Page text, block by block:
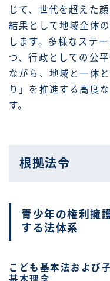
じて、世代を超えた
結果として地域全体
します。多様なステ
つ、行政としての公
ながら、地域と一体
り」を推進する高度
す。
根拠法令
青少年の権利擁
する法体系
こども基本法および